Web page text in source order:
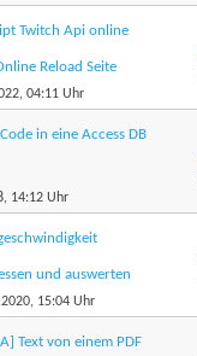
Twitch Api online
Reload Seite
04:11 Uhr
in eine Access DB
14:12 Uhr
und auswerten
15:04 Uhr
Text von einem PDF